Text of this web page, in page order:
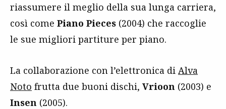
riassumere il meglio della sua lunga carriera,
così come Piano Pieces (2004) che raccoglie
le sue migliori partiture per piano.
La collaborazione con l’elettronica di Alva
Noto frutta due buoni dischi, Vrioon (2003) e
Insen (2005).